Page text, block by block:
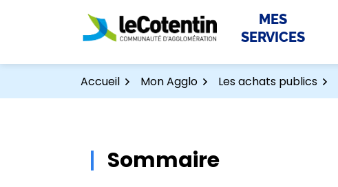
MES
SERVICES
Accueil Mon Agglo Les achats publics
Sommaire